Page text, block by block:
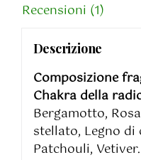
Recensioni (1)
Descrizione
Composizione
Chakra della
Bergamotto,
stellato, Legno di
Patchouli, Vetiver.